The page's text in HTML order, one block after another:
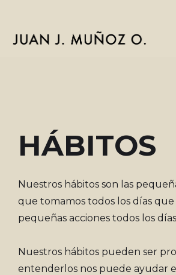
HÁBITOS
Nuestros hábitos son las
que tomamos todos los días
pequeñas acciones todos los
Nuestros hábitos pueden ser
entenderlos nos puede ayudar